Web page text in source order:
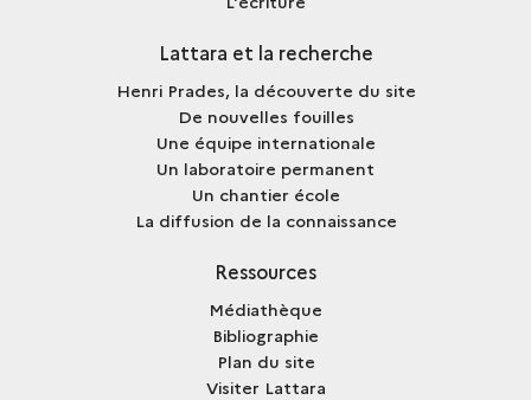
Lattara et la recherche
Henri Prades, la découverte du site
De nouvelles fouilles
Une équipe internationale
Un laboratoire permanent
Un chantier école
La diffusion de la connaissance
Ressources
Médiathèque
Bibliographie
Plan du site
Visiter Lattara